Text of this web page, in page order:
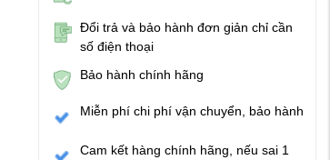
Đổi trả và bảo hành đơn giản chỉ cần
số điện thoại
Bảo hành chính hãng
Miễn phí chi phí vận chuyển, bảo hành
Cam kết hàng chính hãng, nếu sai 1